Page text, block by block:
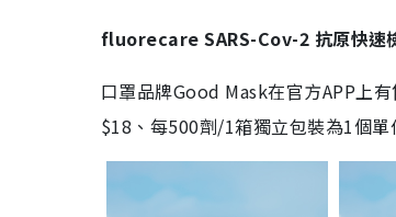
fluorecare SARS-Cov-2 抗原快速
口罩品牌Good Mask在官方APP上
$18、每500劑/1箱獨立包裝為1個